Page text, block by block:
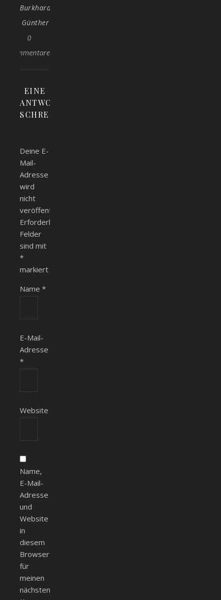
Burkhard
Günther
0
Kommentare
EINE
ANTWORT
SCHREIBEN
Deine E-
Mail-
Adresse
wird
nicht
veröffentlicht.
Erforderliche
Felder
sind mit
*
markiert
Name *
E-Mail-
Adresse
*
Website
Name,
E-Mail-
Adresse
und
Website
in
diesem
Browser
für
meinen
nächsten